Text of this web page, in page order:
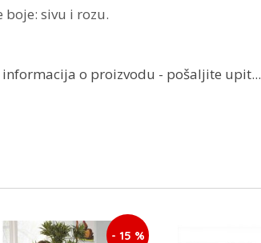
boje: sivu i rozu.
informacija o proizvodu - pošaljite upit...
- 15 %